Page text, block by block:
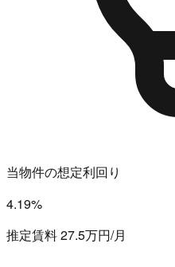
当物件の想定利回り
4.19%
推定賃料 27.5万円/月